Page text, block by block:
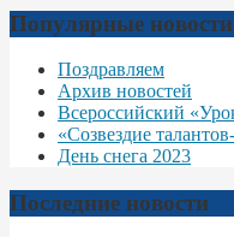
Популярные новости
Поздравляем
Архив новостей
Всероссийский
«Созвездие
День снега 2023
Последние новости